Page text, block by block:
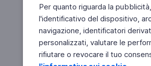
Per quanto riguarda la
l'identificativo del dispositivo,
navigazione, identificatori
personalizzati, valutare le
rifiutare o revocare il tuo